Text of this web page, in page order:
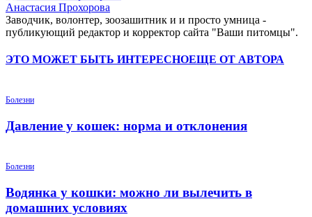
Анастасия Прохорова
Заводчик, волонтер, зоозашитник и и просто умница -
публикующий редактор и корректор сайта "Ваши питомцы".
ЭТО МОЖЕТ БЫТЬ ИНТЕРЕСНОЕЩЕ ОТ АВТОРА
Болезни
Давление у кошек: норма и отклонения
Болезни
Водянка у кошки: можно ли вылечить в
домашних условиях